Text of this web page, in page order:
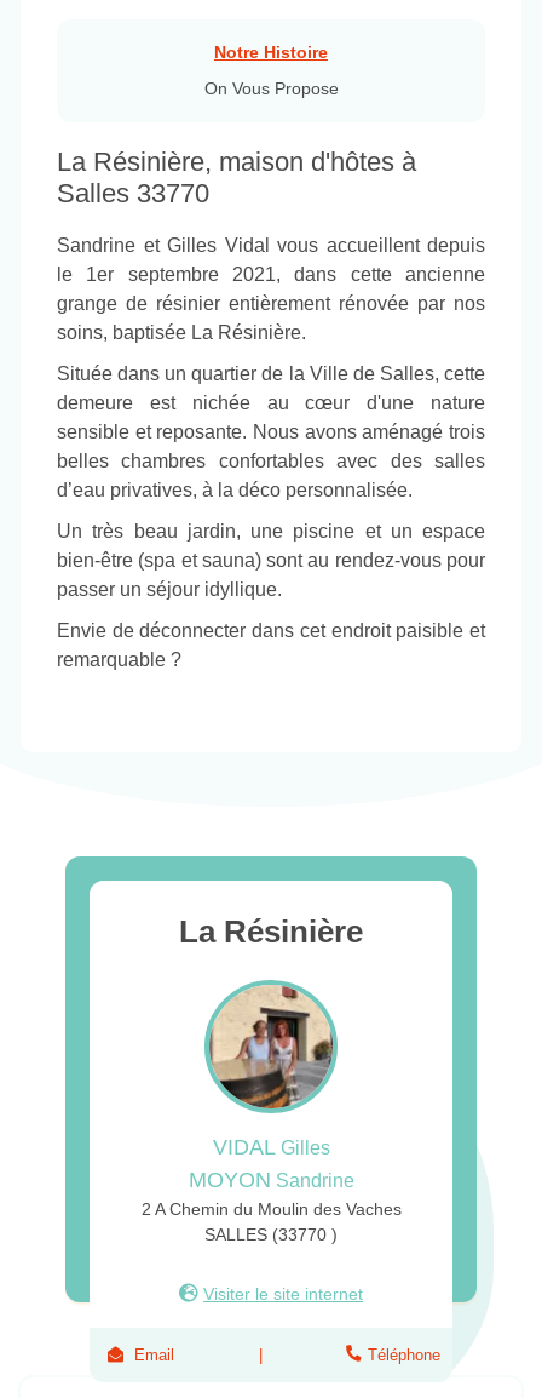
Notre Histoire
On Vous Propose
La Résinière, maison d'hôtes à
Salles 33770
Sandrine et Gilles Vidal vous accueillent depuis
le 1er septembre 2021, dans cette ancienne
grange de résinier entièrement rénovée par nos
soins, baptisée La Résinière.
Située dans un quartier de la Ville de Salles, cette
demeure est nichée au cœur d'une nature
sensible et reposante. Nous avons aménagé trois
belles chambres confortables avec des salles
d’eau privatives, à la déco personnalisée.
Un très beau jardin, une piscine et un espace
bien-être (spa et sauna) sont au rendez-vous pour
passer un séjour idyllique.
Envie de déconnecter dans cet endroit paisible et
remarquable ?
La Résinière
VIDAL Gilles
MOYON Sandrine
2 A Chemin du Moulin des Vaches
SALLES (33770 )
Visiter le site internet
Email Téléphone